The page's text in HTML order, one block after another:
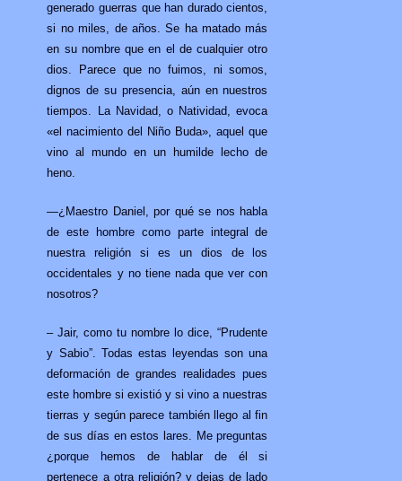
generado guerras que han durado cientos,
si no miles, de años. Se ha matado más
en su nombre que en el de cualquier otro
dios. Parece que no fuimos, ni somos,
dignos de su presencia, aún en nuestros
tiempos. La Navidad, o Natividad, evoca
«el nacimiento del Niño Buda», aquel que
vino al mundo en un humilde lecho de
heno.
—¿Maestro Daniel, por qué se nos habla
de este hombre como parte integral de
nuestra religión si es un dios de los
occidentales y no tiene nada que ver con
nosotros?
– Jair, como tu nombre lo dice, “Prudente
y Sabio”. Todas estas leyendas son una
deformación de grandes realidades pues
este hombre si existió y si vino a nuestras
tierras y según parece también llego al fin
de sus días en estos lares. Me preguntas
¿porque hemos de hablar de él si
pertenece a otra religión? y dejas de lado